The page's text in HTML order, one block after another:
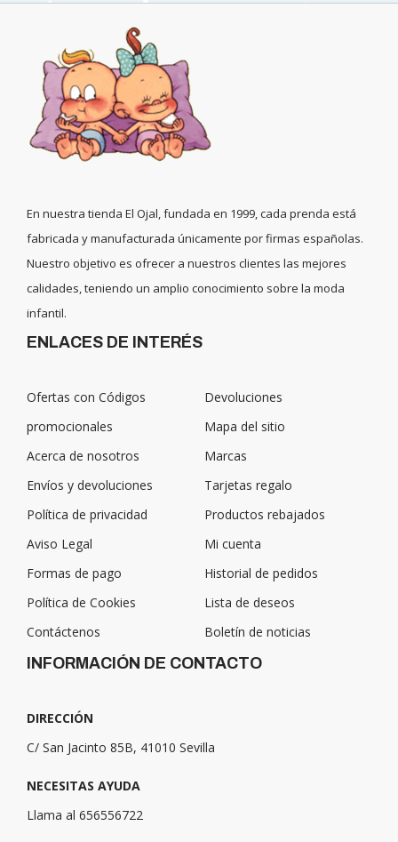
En nuestra tienda El Ojal, fundada en 1999, cada prenda está
fabricada y manufacturada únicamente por firmas españolas.
Nuestro objetivo es ofrecer a nuestros clientes las mejores
calidades, teniendo un amplio conocimiento sobre la moda
infantil.
ENLACES DE INTERÉS
Ofertas con Códigos
promocionales
Acerca de nosotros
Envíos y devoluciones
Política de privacidad
Aviso Legal
Formas de pago
Política de Cookies
Contáctenos
Devoluciones
Mapa del sitio
Marcas
Tarjetas regalo
Productos rebajados
Mi cuenta
Historial de pedidos
Lista de deseos
Boletín de noticias
INFORMACIÓN DE CONTACTO
DIRECCIÓN
C/ San Jacinto 85B, 41010 Sevilla
NECESITAS AYUDA
Llama al 656556722